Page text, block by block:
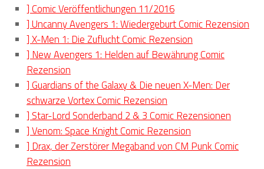
] Comic Veröffentlichungen 11/2016
] Uncanny Avengers 1: Wiedergeburt Comic Rezension
] X-Men 1: Die Zuflucht Comic Rezension
] New Avengers 1: Helden auf Bewährung Comic
Rezension
] Guardians of the Galaxy & Die neuen X-Men: Der
schwarze Vortex Comic Rezension
] Star-Lord Sonderband 2 & 3 Comic Rezensionen
] Venom: Space Knight Comic Rezension
] Drax, der Zerstörer Megaband von CM Punk Comic
Rezension